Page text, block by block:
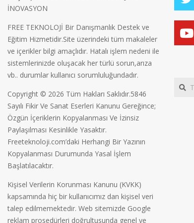
İNOVASYON
FREE TEKNOLOJİ Bir Danışmanlık Destek ve
Eğitim Hizmetidir.Site üzerindeki tüm makaleler
ve içerikler bilgi amaçlıdır. Hatalı işlem nedeni ile
sistemlerinizde oluşacak her türlü sorun,arıza
vb.. durumlar kullanıcı sorumluluğundadır.
Copyright © 2026 Tüm Hakları Saklıdır.5846
Sayılı Fikir Ve Sanat Eserleri Kanunu Gereğince;
Özgün İçeriklerin Kopyalanması Ve İzinsiz
Paylaşılması Kesinlikle Yasaktır.
Freeteknoloji.com’daki Herhangi Bir Yazının
Kopyalanması Durumunda Yasal İşlem
Başlatılacaktır.
Kişisel Verilerin Korunması Kanunu (KVKK)
kapsamında hiç bir kullanıcımız dan kişisel veri
talep edilmemektedir. Web sitemizde Google
reklam prosedürleri doğrultusunda genel ve
Search